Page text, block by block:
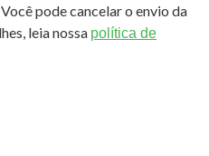
pode cancelar o envio da
leia nossa política de